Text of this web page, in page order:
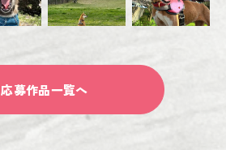
応募作品一覧へ